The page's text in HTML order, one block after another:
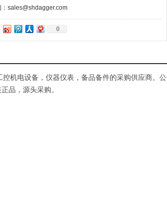
：sales@shdagger.com
0
机电设备，仪器仪表，备品备件的采购供应商。公
品，源头采购。